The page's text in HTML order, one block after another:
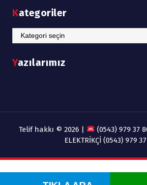
Kategoriler
Kategoriler
Yazılarımız
Telif hakkı © 2026 | (0543) 979 37
ELEKTRİKÇİ (0543) 979